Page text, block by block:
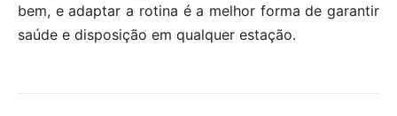
bem, e adaptar a rotina é a melhor forma de garantir
saúde e disposição em qualquer estação.